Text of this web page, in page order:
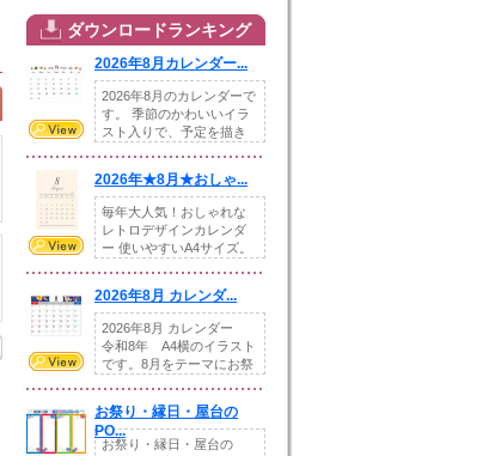
ダウンロードランキング
2026年8月カレンダー...
2026年8月のカレンダーで
す。 季節のかわいいイラ
スト入りで、予定を描き
2026年★8月★おしゃ...
毎年大人気！おしゃれな
レトロデザインカレンダ
ー 使いやすいA4サイズ。
2026年8月 カレンダ...
2026年8月 カレンダー
令和8年 A4横のイラスト
です。8月をテーマにお祭
お祭り・縁日・屋台の
PO...
お祭り・縁日・屋台の